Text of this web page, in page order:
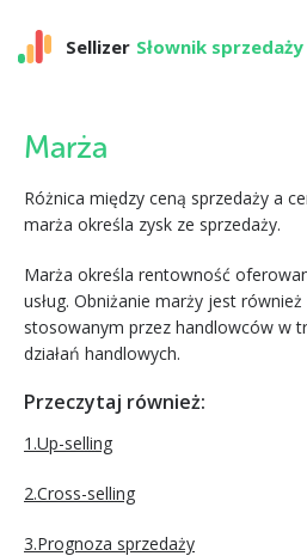
Sellizer Słownik sprzedaży
Marża
Różnica między ceną sprzedaży a
marża określa zysk ze sprzedaży.
Marża określa rentowność
usług. Obniżanie marży jest
stosowanym przez handlowców w
działań handlowych.
Przeczytaj również:
1.Up-selling
2.Cross-selling
3.Prognoza sprzedaży